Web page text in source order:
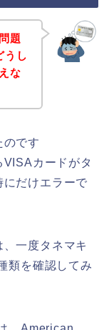
題
うし
な
のです
カードがタ
だけエラーで
一度タネマキ
類を確認してみ